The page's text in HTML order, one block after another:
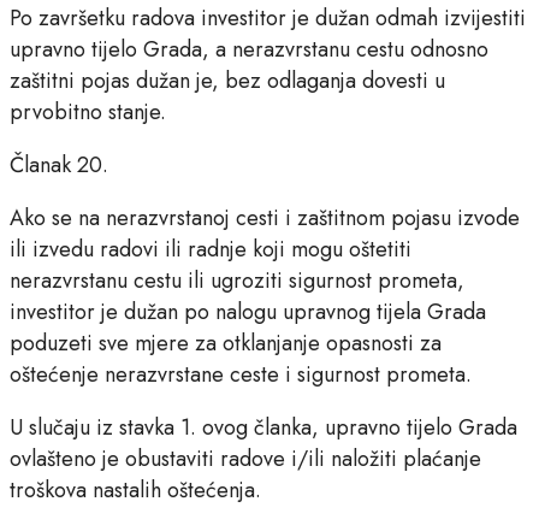
Po završetku radova investitor je dužan odmah izvijestiti
upravno tijelo Grada, a nerazvrstanu cestu odnosno
zaštitni pojas dužan je, bez odlaganja dovesti u
prvobitno stanje.
Članak 20.
Ako se na nerazvrstanoj cesti i zaštitnom pojasu izvode
ili izvedu radovi ili radnje koji mogu oštetiti
nerazvrstanu cestu ili ugroziti sigurnost prometa,
investitor je dužan po nalogu upravnog tijela Grada
poduzeti sve mjere za otklanjanje opasnosti za
oštećenje nerazvrstane ceste i sigurnost prometa.
U slučaju iz stavka 1. ovog članka, upravno tijelo Grada
ovlašteno je obustaviti radove i/ili naložiti plaćanje
troškova nastalih oštećenja.